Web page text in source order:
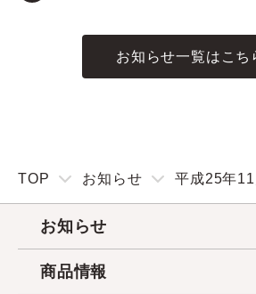
お知らせ一覧はこち
TOP お知らせ 平成25年
お知らせ
商品情報